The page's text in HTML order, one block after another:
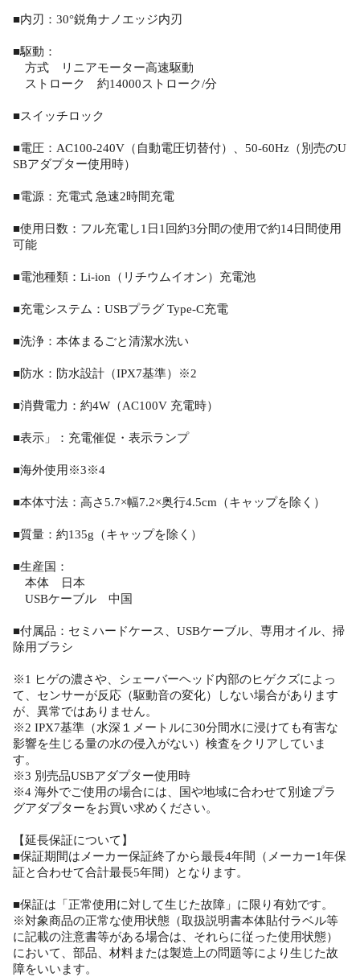
■内刃：30°鋭角ナノエッジ内刃
■駆動：
方式 リニアモーター高速駆動
ストローク 約14000ストローク/分
■スイッチロック
■電圧：AC100-240V（自動電圧切替付）、50-60Hz（別売のU
SBアダプター使用時）
■電源：充電式 急速2時間充電
■使用日数：フル充電し1日1回約3分間の使用で約14日間使用
可能
■電池種類：Li-ion（リチウムイオン）充電池
■充電システム：USBプラグ Type-C充電
■洗浄：本体まるごと清潔水洗い
■防水：防水設計（IPX7基準）※2
■消費電力：約4W（AC100V 充電時）
■表示」：充電催促・表示ランプ
■海外使用※3※4
■本体寸法：高さ5.7×幅7.2×奥行4.5cm（キャップを除く）
■質量：約135g（キャップを除く）
■生産国：
本体 日本
USBケーブル 中国
■付属品：セミハードケース、USBケーブル、専用オイル、掃
除用ブラシ
※1 ヒゲの濃さや、シェーバーヘッド内部のヒゲクズによっ
て、センサーが反応（駆動音の変化）しない場合があります
が、異常ではありません。
※2 IPX7基準（水深１メートルに30分間水に浸けても有害な
影響を生じる量の水の侵入がない）検査をクリアしていま
す。
※3 別売品USBアダプター使用時
※4 海外でご使用の場合には、国や地域に合わせて別途プラ
グアダプターをお買い求めください。
【延長保証について】
■保証期間はメーカー保証終了から最長4年間（メーカー1年保
証と合わせて合計最長5年間）となります。
■保証は「正常使用に対して生じた故障」に限り有効です。
※対象商品の正常な使用状態（取扱説明書本体貼付ラベル等
に記載の注意書等がある場合は、それらに従った使用状態）
において、部品、材料または製造上の問題等により生じた故
障をいいます。